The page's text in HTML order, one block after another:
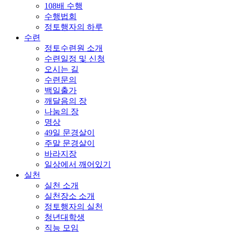
108배 수행
수행법회
정토행자의 하루
수련
정토수련원 소개
수련일정 및 신청
오시는 길
수련문의
백일출가
깨달음의 장
나눔의 장
명상
49일 문경살이
주말 문경살이
바라지장
일상에서 깨어있기
실천
실천 소개
실천장소 소개
정토행자의 실천
청년대학생
직능 모임